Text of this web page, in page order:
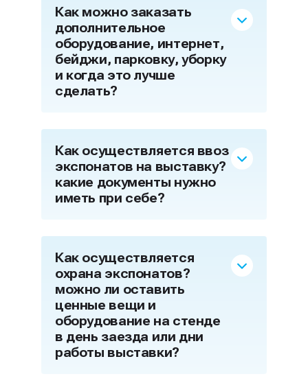
Как можно заказать
дополнительное
оборудование, интернет,
бейджи, парковку, уборку
и когда это лучше
сделать?
Как осуществляется ввоз
экспонатов на выставку?
какие документы нужно
иметь при себе?
Как осуществляется
охрана экспонатов?
можно ли оставить
ценные вещи и
оборудование на стенде
в день заезда или дни
работы выставки?